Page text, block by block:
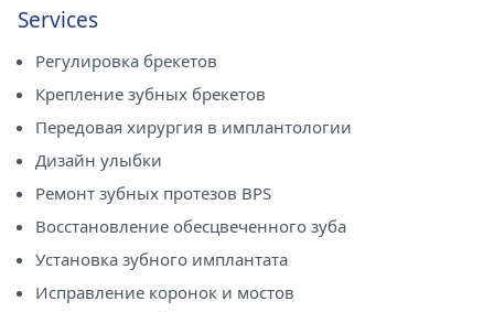
Services
Регулировка брекетов
Крепление зубных брекетов
Передовая хирургия в имплантологии
Дизайн улыбки
Ремонт зубных протезов BPS
Восстановление обесцвеченного зуба
Установка зубного имплантата
Исправление коронок и мостов